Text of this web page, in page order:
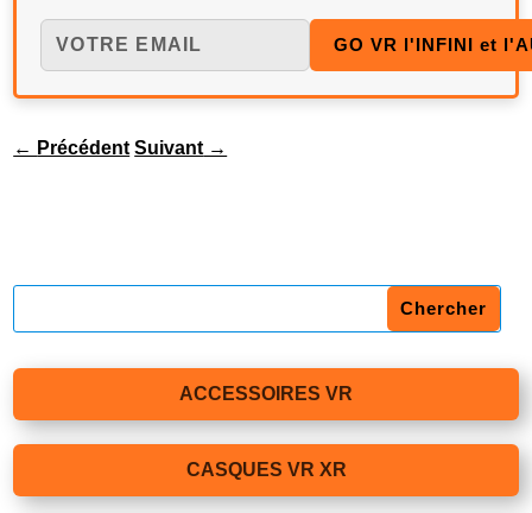
← Précédent Suivant →
ACCESSOIRES VR
CASQUES VR XR